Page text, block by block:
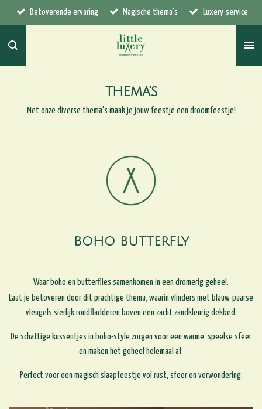
Ga
direct
naar
Betoverende ervaring Magische thema's Luxery-service
Thema's
Met onze diverse thema's maak je jouw feestje een droomfeestje!
BOHO BUTTERFLY
Waar boho en butterflies samenkomen in een dromerig geheel.
Laat je betoveren door dit prachtige thema, waarin vlinders met blauw-paarse
vleugels sierlijk rondfladderen boven een zacht zandkleurig dekbed.
De schattige kussentjes in boho-style zorgen voor een warme, speelse sfeer
en maken het geheel helemaal af.
Perfect voor een magisch slaapfeestje vol rust, sfeer en verwondering.